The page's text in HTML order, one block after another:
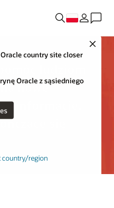
Close
country site closer
Oracle z sąsiedniego
country/region
ludziom
nowe
informacje,
się